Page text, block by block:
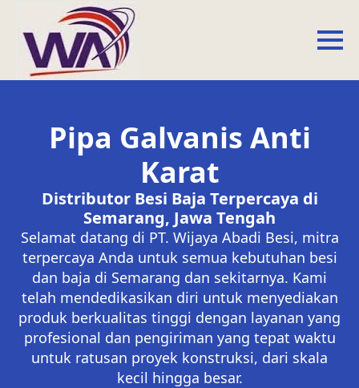
Pipa Galvanis Anti
Karat
Distributor Besi Baja Terpercaya di
Semarang, Jawa Tengah
Selamat datang di PT. Wijaya Abadi Besi, mitra
terpercaya Anda untuk semua kebutuhan besi
dan baja di Semarang dan sekitarnya. Kami
telah mendedikasikan diri untuk menyediakan
produk berkualitas tinggi dengan layanan yang
profesional dan pengiriman yang tepat waktu
untuk ratusan proyek konstruksi, dari skala
kecil hingga besar.